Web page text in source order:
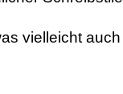
vielleicht